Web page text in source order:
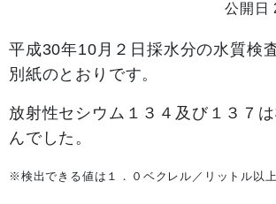
公開日
平成30年10月２ 日採水分の水質検
別紙のとおりです。
放射性セシウム１３４及び１３７
んでした。
※検出できる値は１．０ベクレル／リットル以